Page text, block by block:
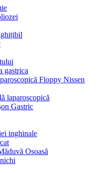
gastrica
Floppy Nissen
laparoscopică
Gastric
inghinale
Osoasă